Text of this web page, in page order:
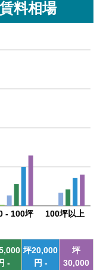
料相場
- 100坪 100坪以上
-
坪20,000
円 -
坪
30,000